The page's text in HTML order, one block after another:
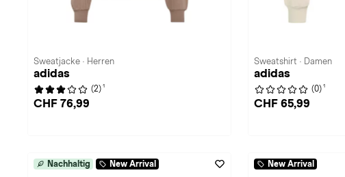
Sweatjacke · Herren
adidas
(2) 1
CHF 76,99
Sweatshirt · Damen
adidas
(0) 1
CHF 65,99
Nachhaltig New Arrival New Arrival